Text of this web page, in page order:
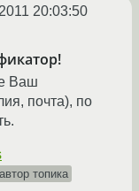
20:03:50
Ваш
почта), по
автор топика